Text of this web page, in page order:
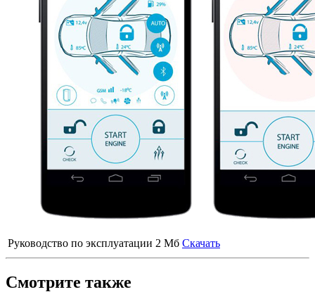
Руководство по эксплуатации 2 Мб Скачать
Смотрите также